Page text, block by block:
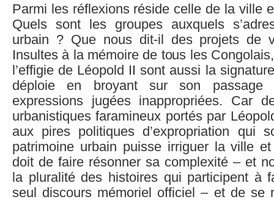
Parmi les réflexions réside celle de la ville
Quels sont les groupes auxquels
urbain ? Que nous dit-il des projets de
Insultes à la mémoire de tous les
l’effigie de Léopold II sont aussi la
déploie en broyant sur son
expressions jugées inappropriées. Car
urbanistiques faramineux portés par
aux pires politiques d’expropriation qui
patrimoine urbain puisse irriguer la ville
doit de faire résonner sa complexité – et
la pluralité des histoires qui participent à
seul discours mémoriel officiel – et de se